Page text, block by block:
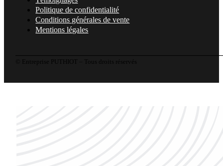
Politique de confidentialité
Conditions générales de vente
Mentions légales
© Entreprise PUTHIOT – Tous droits réservés